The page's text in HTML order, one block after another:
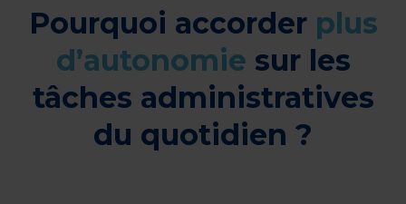
Pourquoi accorder plus
d’autonomie sur les
tâches administratives
du quotidien ?